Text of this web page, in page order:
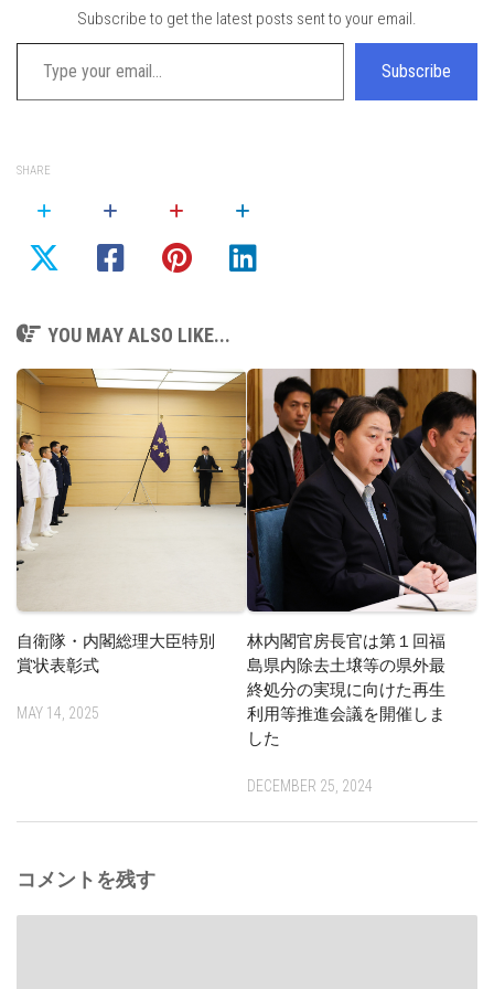
Subscribe to get the latest posts sent to your email.
Type your email…
Subscribe
SHARE
YOU MAY ALSO LIKE...
自衛隊・内閣総理大臣特別
賞状表彰式
MAY 14, 2025
林内閣官房長官は第１回福
島県内除去土壌等の県外最
終処分の実現に向けた再生
利用等推進会議を開催しま
した
DECEMBER 25, 2024
コメントを残す